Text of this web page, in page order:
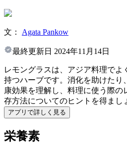
文： Agata Pankow
最終更新日 2024年11月14日
レモングラスは、アジア料理でよ
持つハーブです。消化を助けたり
康効果を理解し、料理に使う際の
存方法についてのヒントを得まし
アプリで詳しく見る
栄養素